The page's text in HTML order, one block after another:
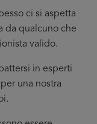
ci si aspetta
da qualcuno che
valido.
in esperti
una nostra